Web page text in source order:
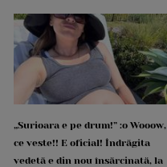
„Surioara e pe drum!” :o Wooow,
ce veste!! E oficial! Îndrăgita
vedetă e din nou însărcinată, la